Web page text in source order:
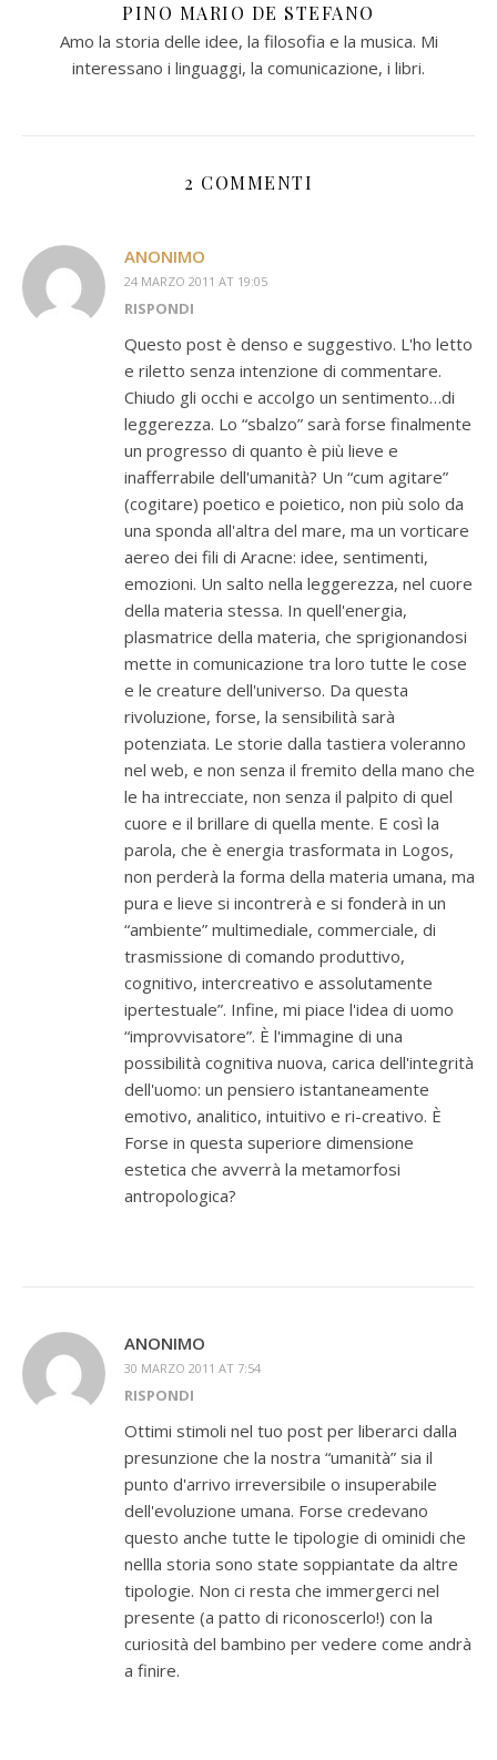
PINO MARIO DE STEFANO
Amo la storia delle idee, la filosofia e la musica. Mi
interessano i linguaggi, la comunicazione, i libri.
2 COMMENTI
ANONIMO
24 MARZO 2011 AT 19:05
RISPONDI
Questo post è denso e suggestivo. L'ho letto
e riletto senza intenzione di commentare.
Chiudo gli occhi e accolgo un sentimento…di
leggerezza. Lo “sbalzo” sarà forse finalmente
un progresso di quanto è più lieve e
inafferrabile dell'umanità? Un “cum agitare”
(cogitare) poetico e poietico, non più solo da
una sponda all'altra del mare, ma un vorticare
aereo dei fili di Aracne: idee, sentimenti,
emozioni. Un salto nella leggerezza, nel cuore
della materia stessa. In quell'energia,
plasmatrice della materia, che sprigionandosi
mette in comunicazione tra loro tutte le cose
e le creature dell'universo. Da questa
rivoluzione, forse, la sensibilità sarà
potenziata. Le storie dalla tastiera voleranno
nel web, e non senza il fremito della mano che
le ha intrecciate, non senza il palpito di quel
cuore e il brillare di quella mente. E così la
parola, che è energia trasformata in Logos,
non perderà la forma della materia umana, ma
pura e lieve si incontrerà e si fonderà in un
“ambiente” multimediale, commerciale, di
trasmissione di comando produttivo,
cognitivo, intercreativo e assolutamente
ipertestuale”. Infine, mi piace l'idea di uomo
“improvvisatore”. È l'immagine di una
possibilità cognitiva nuova, carica dell'integrità
dell'uomo: un pensiero istantaneamente
emotivo, analitico, intuitivo e ri-creativo. È
Forse in questa superiore dimensione
estetica che avverrà la metamorfosi
antropologica?
ANONIMO
30 MARZO 2011 AT 7:54
RISPONDI
Ottimi stimoli nel tuo post per liberarci dalla
presunzione che la nostra “umanità” sia il
punto d'arrivo irreversibile o insuperabile
dell'evoluzione umana. Forse credevano
questo anche tutte le tipologie di ominidi che
nellla storia sono state soppiantate da altre
tipologie. Non ci resta che immergerci nel
presente (a patto di riconoscerlo!) con la
curiosità del bambino per vedere come andrà
a finire.